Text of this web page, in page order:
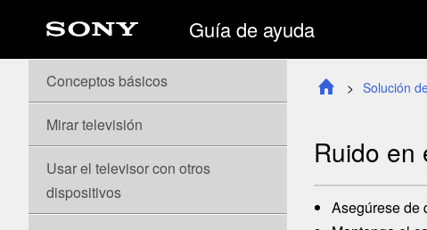
Guía de ayuda
Solución
Ruido en
Asegúrese de
Conceptos básicos
Mirar televisión
Usar el televisor con otros
dispositivos